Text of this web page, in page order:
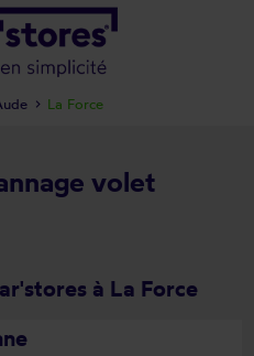
volet
à La Force
Aude La Force